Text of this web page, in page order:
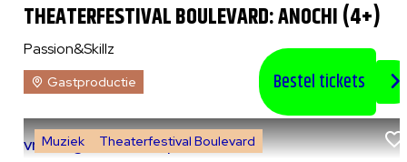
THEATERFESTIVAL BOULEVARD: ANOCHI (4+)
Passion&Skillz
Gastproductie Bestel tickets
Muziek Theaterfestival Boulevard
vr 7 augustus 2026|20:30 uur